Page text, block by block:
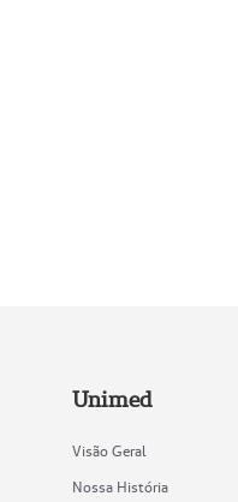
Unimed
Visão Geral
Nossa História